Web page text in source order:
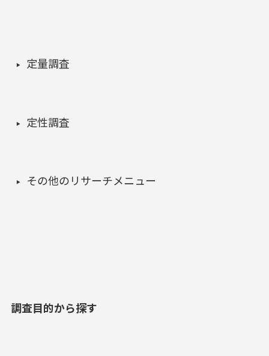
定量調査
定性調査
その他のリサーチメニュー
調査目的から探す